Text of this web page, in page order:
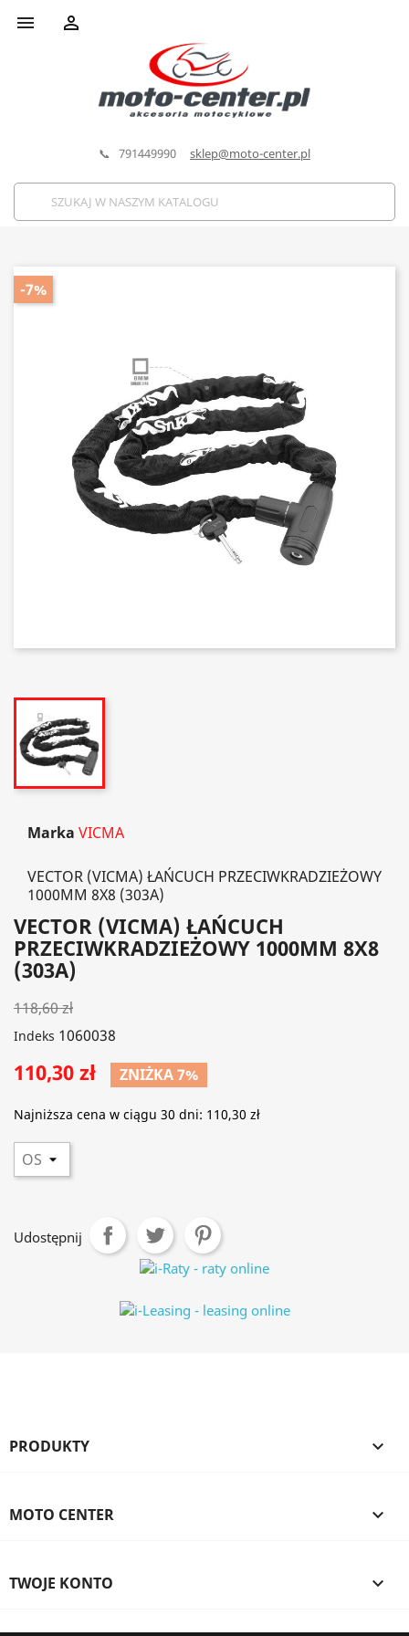
 
📞 791449990 sklep@moto-center.pl
-7%
Marka VICMA
VECTOR (VICMA) ŁAŃCUCH PRZECIWKRADZIEŻOWY
1000MM 8X8 (303A)
VECTOR (VICMA) ŁAŃCUCH
PRZECIWKRADZIEŻOWY 1000MM 8X8
(303A)
118,60 zł
Indeks 1060038
110,30 zł ZNIŻKA 7%
Najniższa cena w ciągu 30 dni: 110,30 zł
Udostępnij
PRODUKTY 
MOTO CENTER 
TWOJE KONTO 